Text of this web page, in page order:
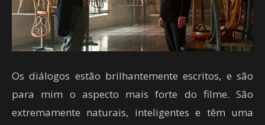
Os diálogos estão brilhantemente escritos, e são
para mim o aspecto mais forte do filme. São
extremamente naturais, inteligentes e têm uma